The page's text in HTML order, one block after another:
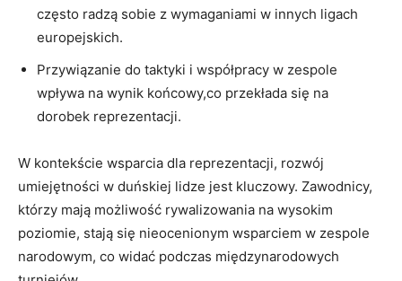
często radzą ⁢sobie z wymaganiami w innych ligach
europejskich.
Przywiązanie do taktyki ⁢i​ współpracy w zespole
wpływa na wynik⁢ końcowy,co⁢ przekłada się ‍na
dorobek reprezentacji.
W kontekście wsparcia dla reprezentacji, rozwój
‍umiejętności w duńskiej‍ lidze ‍jest kluczowy. Zawodnicy,
którzy ‍mają możliwość rywalizowania na wysokim
poziomie, stają się nieocenionym wsparciem w ⁤zespole
narodowym, co⁣ widać ⁤podczas międzynarodowych